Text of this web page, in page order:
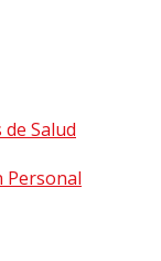
Salud
Personal